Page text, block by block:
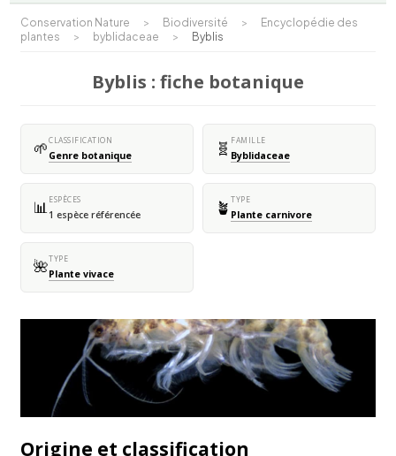
Conservation Nature > Biodiversité >
Encyclopédie des
plantes
> byblidaceae > Byblis
Byblis : fiche botanique
🌱CLASSIFICATION
Genre botanique 🧬 FAMILLE
Byblidaceae
📊ESPÈCES
1 espèce référencée 🪴 TYPE
Plante carnivore
🌺TYPE
Plante vivace
Origine et classification